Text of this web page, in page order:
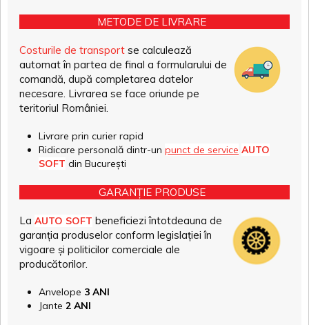
METODE DE LIVRARE
Costurile de transport se calculează
automat în partea de final a formularului de
comandă, după completarea datelor
necesare. Livrarea se face oriunde pe
teritoriul României.
Livrare prin curier rapid
Ridicare personală dintr-un punct de service AUTO
SOFT din București
GARANȚIE PRODUSE
La AUTO SOFT beneficiezi întotdeauna de
garanția produselor conform legislației în
vigoare și politicilor comerciale ale
producătorilor.
Anvelope 3 ANI
Jante 2 ANI